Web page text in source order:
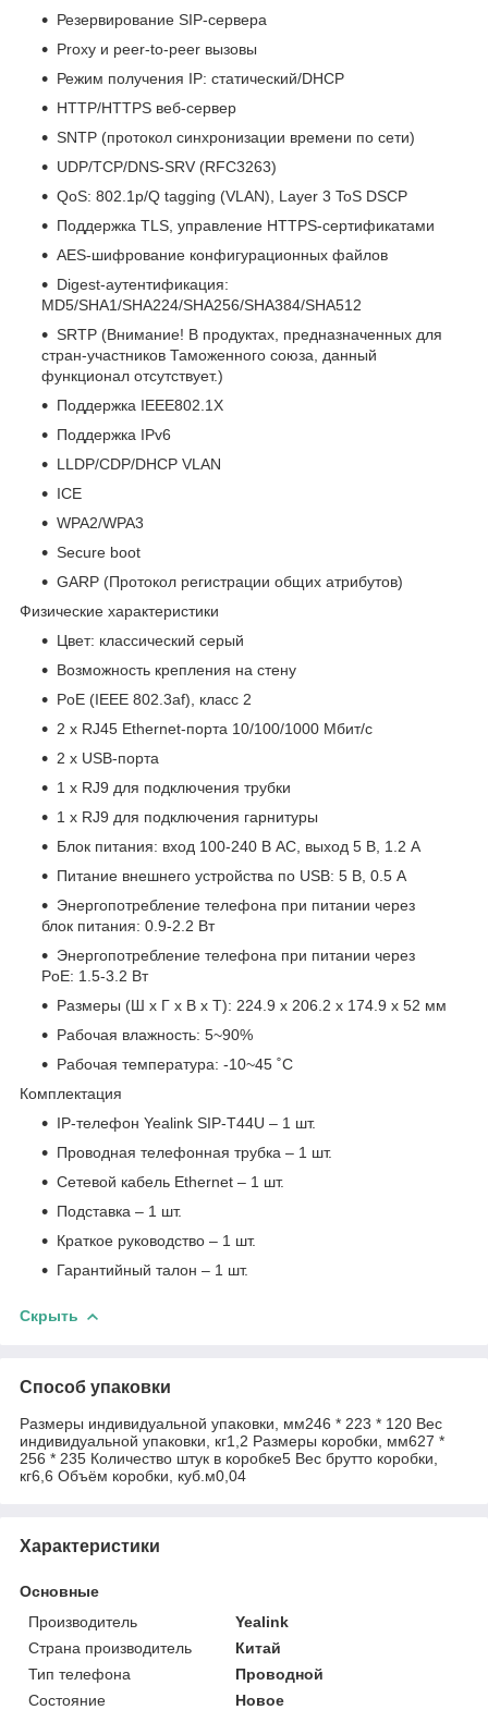
Резервирование SIP-сервера
Proxy и peer-to-peer вызовы
Режим получения IP: статический/DHCP
HTTP/HTTPS веб-сервер
SNTP (протокол синхронизации времени по сети)
UDP/TCP/DNS-SRV (RFC3263)
QoS: 802.1p/Q tagging (VLAN), Layer 3 ToS DSCP
Поддержка TLS, управление HTTPS-сертификатами
AES-шифрование конфигурационных файлов
Digest-аутентификация:
MD5/SHA1/SHA224/SHA256/SHA384/SHA512
SRTP (Внимание! В продуктах, предназначенных для
стран-участников Таможенного союза, данный
функционал отсутствует.)
Поддержка IEEE802.1X
Поддержка IPv6
LLDP/CDP/DHCP VLAN
ICE
WPA2/WPA3
Secure boot
GARP (Протокол регистрации общих атрибутов)
Физические характеристики
Цвет: классический серый
Возможность крепления на стену
PoE (IEEE 802.3af), класс 2
2 х RJ45 Ethernet-порта 10/100/1000 Мбит/с
2 x USB-порта
1 х RJ9 для подключения трубки
1 х RJ9 для подключения гарнитуры
Блок питания: вход 100-240 В AC, выход 5 В, 1.2 А
Питание внешнего устройства по USB: 5 B, 0.5 А
Энергопотребление телефона при питании через
блок питания: 0.9-2.2 Вт
Энергопотребление телефона при питании через
PoE: 1.5-3.2 Вт
Размеры (Ш х Г х В х Т): 224.9 х 206.2 х 174.9 х 52 мм
Рабочая влажность: 5~90%
Рабочая температура: -10~45 ˚C
Комплектация
IP-телефон Yealink SIP-T44U – 1 шт.
Проводная телефонная трубка – 1 шт.
Сетевой кабель Ethernet – 1 шт.
Подставка – 1 шт.
Краткое руководство – 1 шт.
Гарантийный талон – 1 шт.
Скрыть
Способ упаковки
Размеры индивидуальной упаковки, мм246 * 223 * 120 Вес
индивидуальной упаковки, кг1,2 Размеры коробки, мм627 *
256 * 235 Количество штук в коробке5 Вес брутто коробки,
кг6,6 Объём коробки, куб.м0,04
Характеристики
Основные
Производитель
Yealink
Страна производитель
Китай
Тип телефона
Проводной
Состояние
Новое